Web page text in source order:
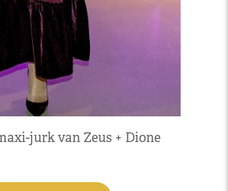
jurk van Zeus + Dione